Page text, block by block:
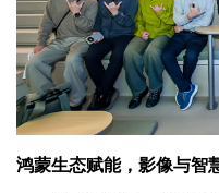
鸿蒙生态赋能，影像与智